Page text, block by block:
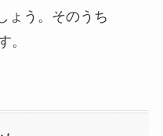
ょう。そのうち
。